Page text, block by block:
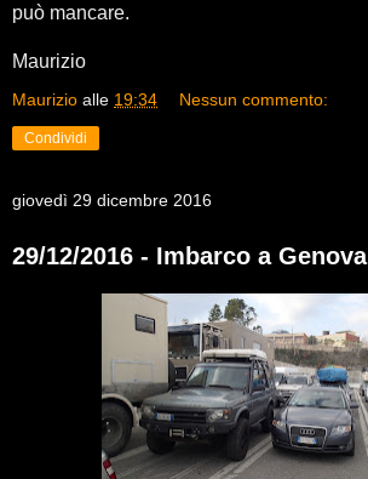
può mancare.
Maurizio
Maurizio alle 19:34 Nessun commento:
Condividi
giovedì 29 dicembre 2016
29/12/2016 - Imbarco a Genova